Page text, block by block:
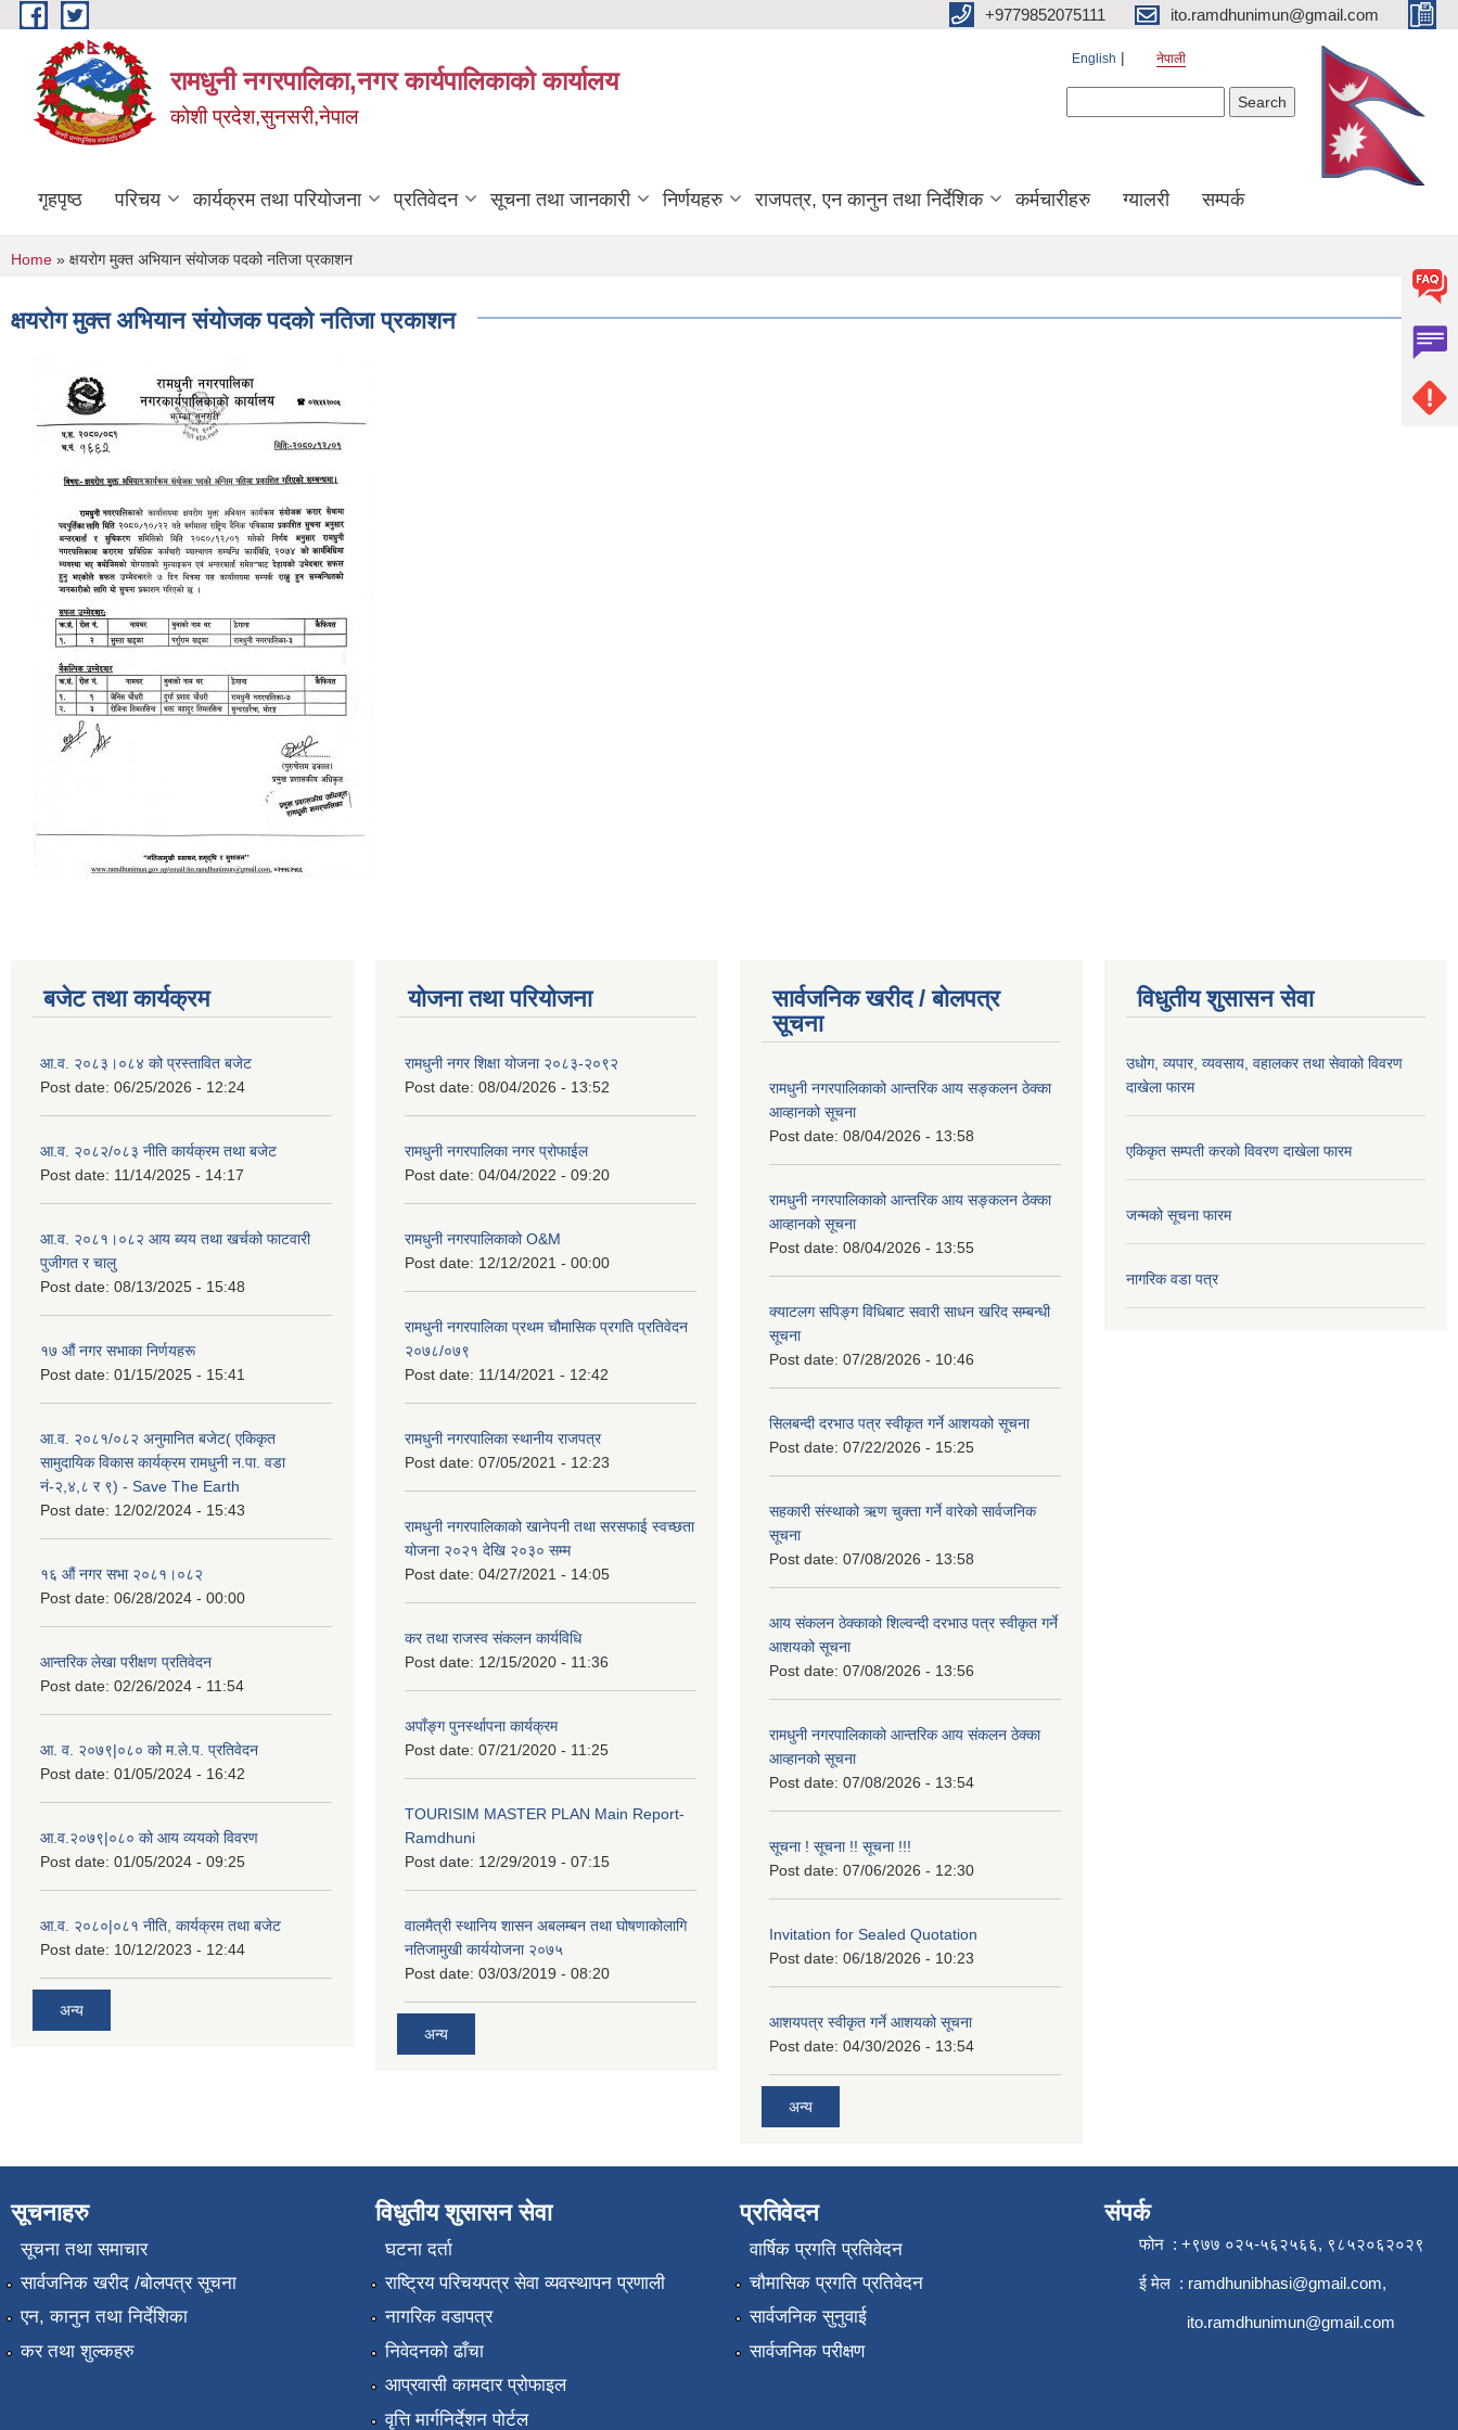
Skip to main content +9779852075111 ito.ramdhunimun@gmail.com
रामधुनी नगरपालिका,नगर कार्यपालिकाको कार्यालय
कोशी प्रदेश,सुनसरी,नेपाल
English नेपाली
गृहपृष्ठ परिचय कार्यक्रम तथा परियोजना प्रतिवेदन सूचना तथा जानकारी निर्णयहरु राजपत्र, एन कानुन तथा निर्देशिक कर्मचारीहरु ग्यालरी सम्पर्क
You are here
Home » क्षयरोग मुक्त अभियान संयोजक पदको नतिजा प्रकाशन
क्षयरोग मुक्त अभियान संयोजक पदको नतिजा प्रकाशन
बजेट तथा कार्यक्रम
आ.व. २०८३।०८४ को प्रस्तावित बजेट
Post date: 06/25/2026 - 12:24
आ.व. २०८२/०८३ नीति कार्यक्रम तथा बजेट
Post date: 11/14/2025 - 14:17
आ.व. २०८१।०८२ आय ब्यय तथा खर्चको फाटवारी
पुजीगत र चालु
Post date: 08/13/2025 - 15:48
१७ औं नगर सभाका निर्णयहरू
Post date: 01/15/2025 - 15:41
आ.व. २०८१/०८२ अनुमानित बजेट( एकिकृत
सामुदायिक विकास कार्यक्रम रामधुनी न.पा. वडा
नं-२,४,८ र ९) - Save The Earth
Post date: 12/02/2024 - 15:43
१६ औं नगर सभा २०८१।०८२
Post date: 06/28/2024 - 00:00
आन्तरिक लेखा परीक्षण प्रतिवेदन
Post date: 02/26/2024 - 11:54
आ. व. २०७९|०८० को म.ले.प. प्रतिवेदन
Post date: 01/05/2024 - 16:42
आ.व.२०७९|०८० को आय व्ययको विवरण
Post date: 01/05/2024 - 09:25
आ.व. २०८०|०८१ नीति, कार्यक्रम तथा बजेट
Post date: 10/12/2023 - 12:44
अन्य
योजना तथा परियोजना
रामधुनी नगर शिक्षा योजना २०८३-२०९२
Post date: 08/04/2026 - 13:52
रामधुनी नगरपालिका नगर प्रोफाईल
Post date: 04/04/2022 - 09:20
रामधुनी नगरपालिकाको O&M
Post date: 12/12/2021 - 00:00
रामधुनी नगरपालिका प्रथम चौमासिक प्रगति प्रतिवेदन
२०७८/०७९
Post date: 11/14/2021 - 12:42
रामधुनी नगरपालिका स्थानीय राजपत्र
Post date: 07/05/2021 - 12:23
रामधुनी नगरपालिकाको खानेपनी तथा सरसफाई स्वच्छता
योजना २०२१ देखि २०३० सम्म
Post date: 04/27/2021 - 14:05
कर तथा राजस्व संकलन कार्यविधि
Post date: 12/15/2020 - 11:36
अपाँङ्ग पुनर्स्थापना कार्यक्रम
Post date: 07/21/2020 - 11:25
TOURISIM MASTER PLAN Main Report-
Ramdhuni
Post date: 12/29/2019 - 07:15
वालमैत्री स्थानिय शासन अबलम्बन तथा घोषणाकोलागि
नतिजामुखी कार्ययोजना २०७५
Post date: 03/03/2019 - 08:20
अन्य
सार्वजनिक खरीद / बोलपत्र
सूचना
रामधुनी नगरपालिकाको आन्तरिक आय सङ्कलन ठेक्का
आव्हानको सूचना
Post date: 08/04/2026 - 13:58
रामधुनी नगरपालिकाको आन्तरिक आय सङ्कलन ठेक्का
आव्हानको सूचना
Post date: 08/04/2026 - 13:55
क्याटलग सपिङ्ग विधिबाट सवारी साधन खरिद सम्बन्धी
सूचना
Post date: 07/28/2026 - 10:46
सिलबन्दी दरभाउ पत्र स्वीकृत गर्ने आशयको सूचना
Post date: 07/22/2026 - 15:25
सहकारी संस्थाको ऋण चुक्ता गर्ने वारेको सार्वजनिक
सूचना
Post date: 07/08/2026 - 13:58
आय संकलन ठेक्काको शिल्वन्दी दरभाउ पत्र स्वीकृत गर्ने
आशयको सूचना
Post date: 07/08/2026 - 13:56
रामधुनी नगरपालिकाको आन्तरिक आय संकलन ठेक्का
आव्हानको सूचना
Post date: 07/08/2026 - 13:54
सूचना ! सूचना !! सूचना !!!
Post date: 07/06/2026 - 12:30
Invitation for Sealed Quotation
Post date: 06/18/2026 - 10:23
आशयपत्र स्वीकृत गर्ने आशयको सूचना
Post date: 04/30/2026 - 13:54
अन्य
विधुतीय शुसासन सेवा
उधोग, व्यपार, व्यवसाय, वहालकर तथा सेवाको विवरण
दाखेला फारम
एकिकृत सम्पती करको विवरण दाखेला फारम
जन्मको सूचना फारम
नागरिक वडा पत्र
सूचनाहरु
सूचना तथा समाचार
सार्वजनिक खरीद /बोलपत्र सूचना
एन, कानुन तथा निर्देशिका
कर तथा शुल्कहरु
विधुतीय शुसासन सेवा
घटना दर्ता
राष्ट्रिय परिचयपत्र सेवा व्यवस्थापन प्रणाली
नागरिक वडापत्र
निवेदनको ढाँचा
आप्रवासी कामदार प्रोफाइल
वृत्ति मार्गनिर्देशन पोर्टल
प्रतिवेदन
वार्षिक प्रगति प्रतिवेदन
चौमासिक प्रगति प्रतिवेदन
सार्वजनिक सुनुवाई
सार्वजनिक परीक्षण
संपर्क
फोन : +९७७ ०२५-५६२५६६, ९८५२०६२०२९
ई मेल : ramdhunibhasi@gmail.com,
ito.ramdhunimun@gmail.com